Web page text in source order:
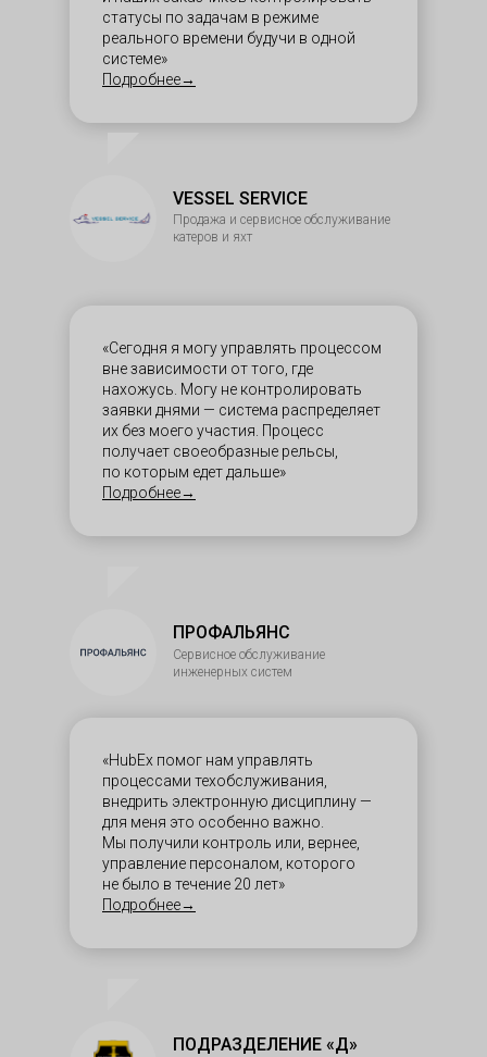
VESSEL SERVICE
Продажа и сервисное обслуживание
катеров и яхт
статусы по задачам в режиме
реального времени будучи в одной
системе»
Подробнее→
ПОДРАЗДЕЛЕНИЕ «Д»
«HubEx помог нам управлять
процессами техобслуживания,
внедрить электронную дисциплину —
для меня это особенно важно.
Мы получили контроль или, вернее,
управление персоналом, которого
не было в течение 20 лет»
Подробнее→
«Сегодня я могу управлять процессом
вне зависимости от того, где
нахожусь. Могу не контролировать
заявки днями — система распределяет
их без моего участия. Процесс
получает своеобразные рельсы,
по которым едет дальше»
Подробнее→
ПРОФАЛЬЯНС
Сервисное обслуживание
инженерных систем